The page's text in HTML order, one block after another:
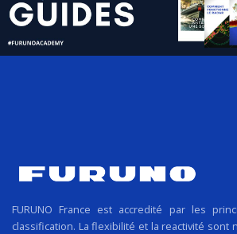
FURUNO France est accredité par les
classification. La flexibilité et la reactivité sont